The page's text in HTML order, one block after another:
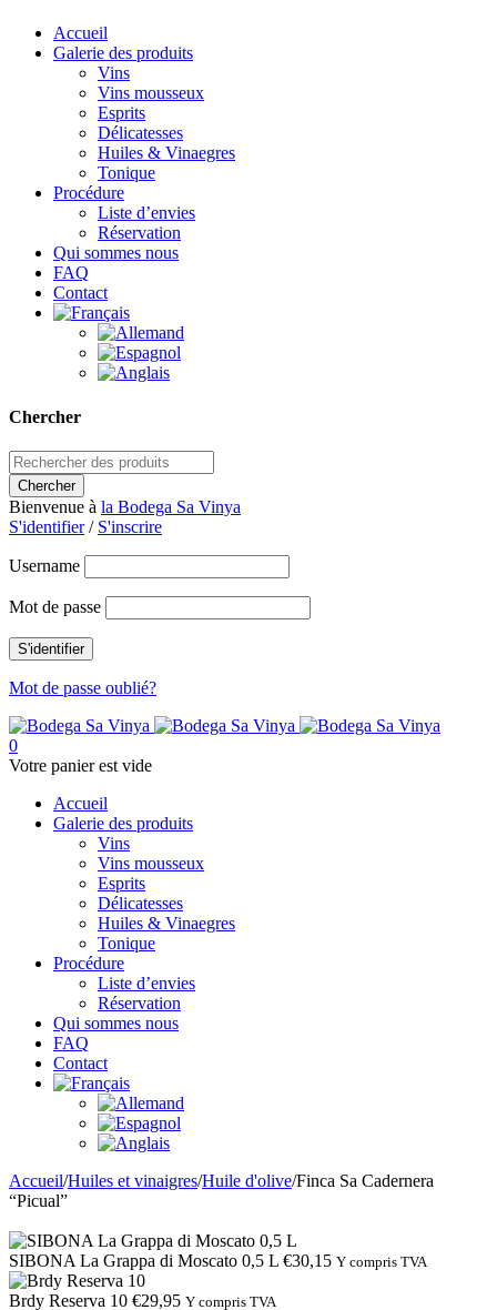
Accueil
Galerie des produits
Vins
Vins mousseux
Esprits
Délicatesses
Huiles & Vinaegres
Tonique
Procédure
Liste d’envies
Réservation
Qui sommes nous
FAQ
Contact
Chercher
Bienvenue à la Bodega Sa Vinya
S'identifier/ S'inscrire
Username
Mot de passe
Mot de passe oublié?
0
Votre panier est vide
Accueil
Galerie des produits
Vins
Vins mousseux
Esprits
Délicatesses
Huiles & Vinaegres
Tonique
Procédure
Liste d’envies
Réservation
Qui sommes nous
FAQ
Contact
Accueil/Huiles et vinaigres/Huile d'olive/Finca Sa Cadernera
“Picual”
SIBONA La Grappa di Moscato 0,5 L €30,15 Y compris TVA
Brdy Reserva 10 €29,95 Y compris TVA